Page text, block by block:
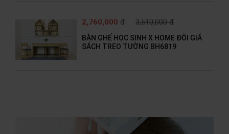
2,760,000 đ 3,510,000 đ
BÀN GHẾ HỌC SINH X HOME ĐÔI GIÁ
SÁCH TREO TƯỜNG BH6819